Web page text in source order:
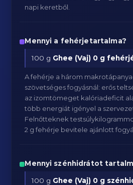
napi keretből.
Mennyi a fehérjetartalma?
100 g Ghee (Vaj) 0 g
A fehérje a három
szövetséges fogyásnál: erős
az izomtömeget kalóriadeficit
több energiát igényel a
Felnőtteknek
2 g fehérje bevitele ajánlott
Mennyi szénhidrátot
100 g Ghee (Vaj) 0 g